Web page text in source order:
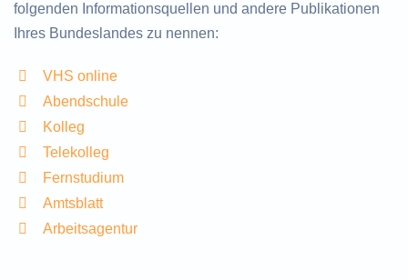
folgenden Informationsquellen und andere Publikationen
Ihres Bundeslandes zu nennen:
VHS online
Abendschule
Kolleg
Telekolleg
Fernstudium
Amtsblatt
Arbeitsagentur